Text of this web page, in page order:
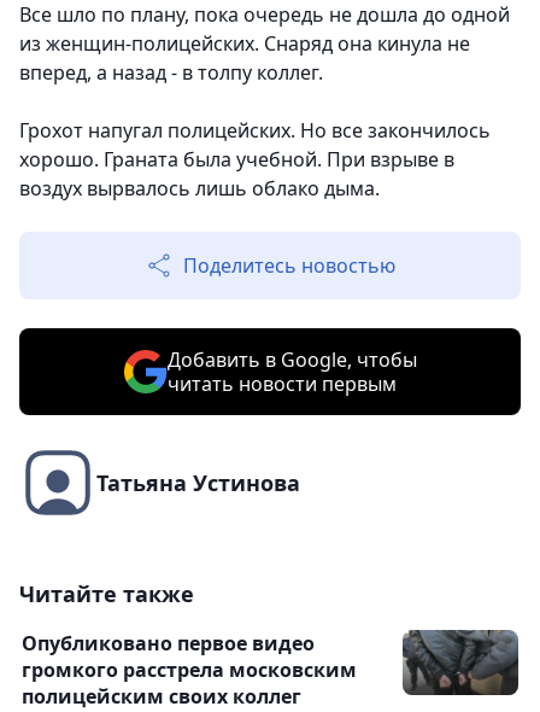
Все шло по плану, пока очередь не дошла до одной
из женщин-полицейских. Снаряд она кинула не
вперед, а назад - в толпу коллег.
Грохот напугал полицейских. Но все закончилось
хорошо. Граната была учебной. При взрыве в
воздух вырвалось лишь облако дыма.
Поделитесь новостью
Добавить в Google, чтобы
читать новости первым
Татьяна Устинова
Читайте также
Опубликовано первое видео
громкого расстрела московским
полицейским своих коллег